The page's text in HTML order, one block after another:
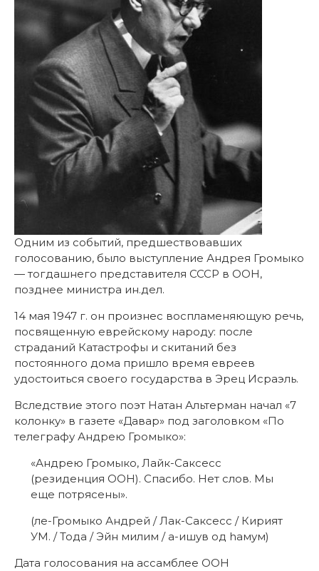
Одним из событий, предшествовавших
голосованию, было выступление Андрея Громыко
— тогдашнего представителя СССР в ООН,
позднее министра ин.дел.
14 мая 1947 г. он произнес воспламеняющую речь,
посвященную еврейскому народу: после
страданий Катастрофы и скитаний без
постоянного дома пришло время евреев
удостоиться своего государства в Эрец Исраэль.
Вследствие этого поэт Натан Альтерман начал «7
колонку» в газете «Давар» под заголовком «По
телеграфу Андрею Громыко»:
«Андрею Громыко, Лайк-Саксесс
(резиденция ООН). Спасибо. Нет слов. Мы
еще потрясены».
(ле-Громыко Андрей / Лак-Саксесс / Кирият
УМ. / Тода / Эйн милим / а-ишув од hамум)
Дата голосования на ассамблее ООН